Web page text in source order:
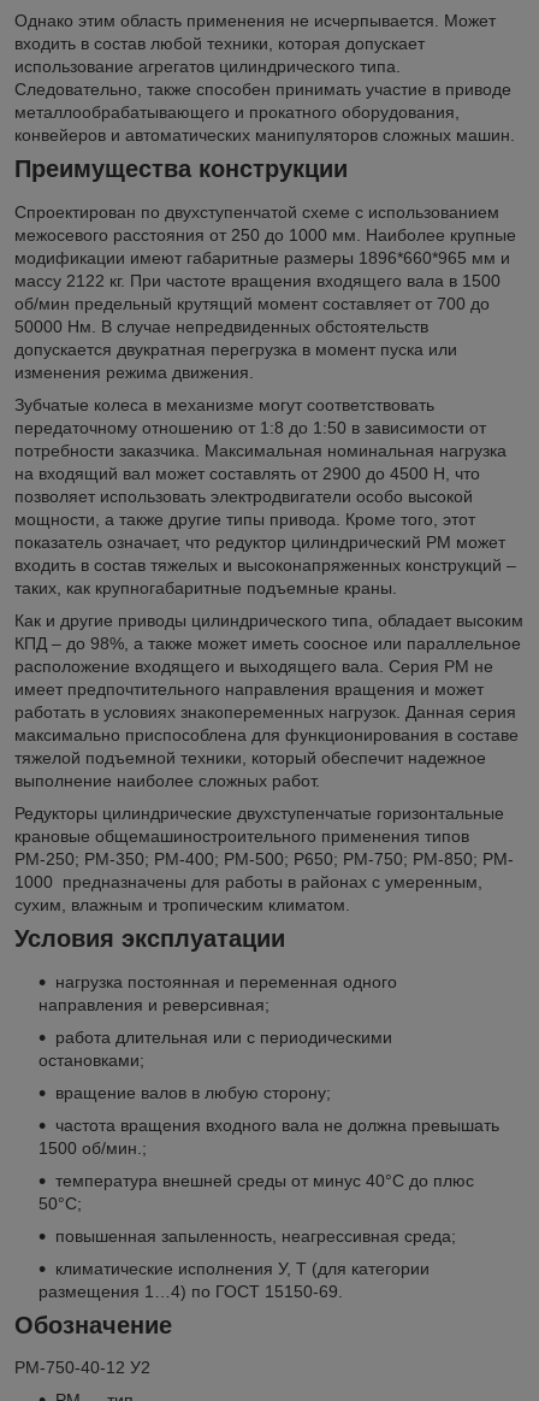
Однако этим область применения не исчерпывается. Может
входить в состав любой техники, которая допускает
использование агрегатов цилиндрического типа.
Следовательно, также способен принимать участие в приводе
металлообрабатывающего и прокатного оборудования,
конвейеров и автоматических манипуляторов сложных машин.
Преимущества конструкции
Спроектирован по двухступенчатой схеме с использованием
межосевого расстояния от 250 до 1000 мм. Наиболее крупные
модификации имеют габаритные размеры 1896*660*965 мм и
массу 2122 кг. При частоте вращения входящего вала в 1500
об/мин предельный крутящий момент составляет от 700 до
50000 Нм. В случае непредвиденных обстоятельств
допускается двукратная перегрузка в момент пуска или
изменения режима движения.
Зубчатые колеса в механизме могут соответствовать
передаточному отношению от 1:8 до 1:50 в зависимости от
потребности заказчика. Максимальная номинальная нагрузка
на входящий вал может составлять от 2900 до 4500 Н, что
позволяет использовать электродвигатели особо высокой
мощности, а также другие типы привода. Кроме того, этот
показатель означает, что редуктор цилиндрический РМ может
входить в состав тяжелых и высоконапряженных конструкций –
таких, как крупногабаритные подъемные краны.
Как и другие приводы цилиндрического типа, обладает высоким
КПД – до 98%, а также может иметь соосное или параллельное
расположение входящего и выходящего вала. Серия РМ не
имеет предпочтительного направления вращения и может
работать в условиях знакопеременных нагрузок. Данная серия
максимально приспособлена для функционирования в составе
тяжелой подъемной техники, который обеспечит надежное
выполнение наиболее сложных работ.
Редукторы цилиндрические двухступенчатые горизонтальные
крановые общемашиностроительного применения типов
РМ-250; РМ-350; PM-400; РМ-500; Р650; РМ-750; РМ-850; PM-
1000 предназначены для работы в районах с умеренным,
сухим, влажным и тропическим климатом.
Условия эксплуатации
нагрузка постоянная и переменная одного
направления и реверсивная;
работа длительная или с периодическими
остановками;
вращение валов в любую сторону;
частота вращения входного вала не должна превышать
1500 об/мин.;
температура внешней среды от минус 40°C до плюс
50°С;
повышенная запыленность, неагрессивная среда;
климатические исполнения У, Т (для категории
размещения 1…4) по ГОСТ 15150-69.
Обозначение
РМ-750-40-12 У2